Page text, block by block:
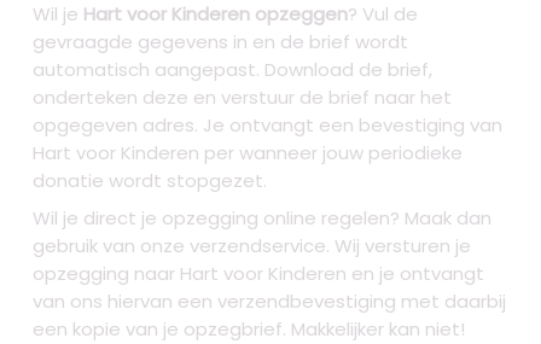
Wil je Hart voor Kinderen opzeggen? Vul de
gevraagde gegevens in en de brief wordt
automatisch aangepast. Download de brief,
onderteken deze en verstuur de brief naar het
opgegeven adres. Je ontvangt een bevestiging van
Hart voor Kinderen per wanneer jouw periodieke
donatie wordt stopgezet.
Wil je direct je opzegging online regelen? Maak dan
gebruik van onze verzendservice. Wij versturen je
opzegging naar Hart voor Kinderen en je ontvangt
van ons hiervan een verzendbevestiging met daarbij
een kopie van je opzegbrief. Makkelijker kan niet!